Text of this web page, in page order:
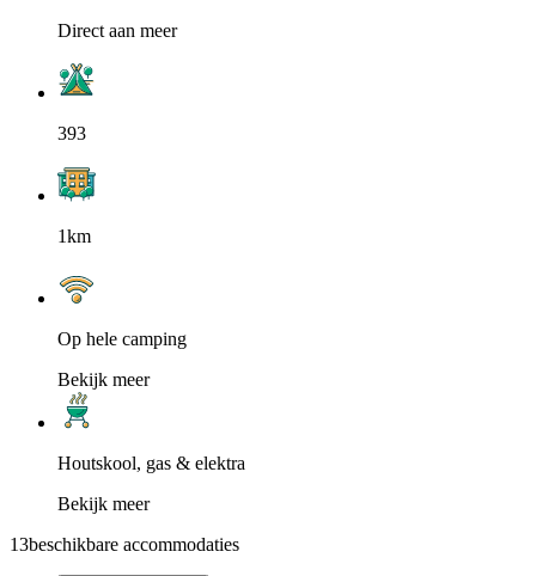
Direct aan meer
393
1km
Op hele camping
Bekijk meer
Houtskool, gas & elektra
Bekijk meer
13beschikbare accommodaties